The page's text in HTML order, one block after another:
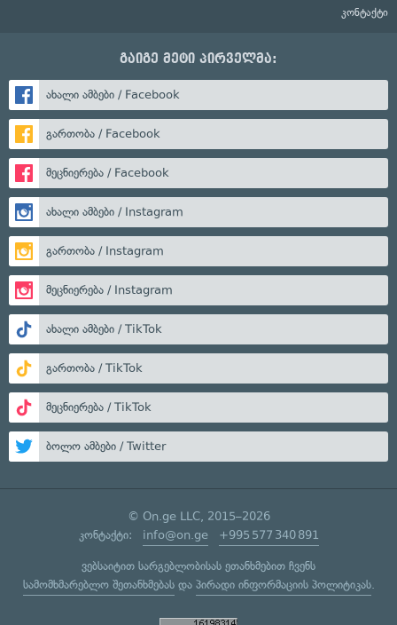
კონტაქტი
გაიგე მეტი პირველმა:
ახალი ამბები / Facebook
გართობა / Facebook
მეცნიერება / Facebook
ახალი ამბები / Instagram
გართობა / Instagram
მეცნიერება / Instagram
ახალი ამბები / TikTok
გართობა / TikTok
მეცნიერება / TikTok
ბოლო ამბები / Twitter
© On.ge LLC, 2015–2026
კონტაქტი: info@on.ge +995 577 340 891
ვებსაიტით სარგებლობისას ეთანხმებით ჩვენს
სამომხმარებლო შეთანხმებასდა პირადი ინფორმაციის პოლიტიკას.